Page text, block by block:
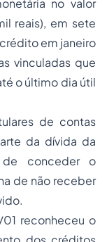
no valor
reais), em sete
em janeiro
vinculadas que
o último dia útil
de contas
da dívida da
de conceder o
de não receber
reconheceu o